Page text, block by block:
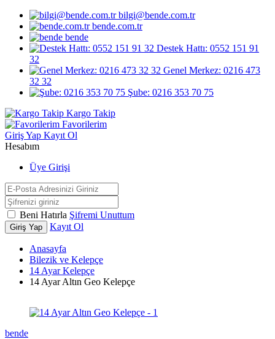
bilgi@bende.com.tr
bende.com.tr
bende
Destek Hattı: 0552 151 91
32
Genel Merkez: 0216 473
32 32
Şube: 0216 353 70 75
Kargo Takip
Favorilerim
Giriş Yap Kayıt Ol
Hesabım
Üye Girişi
Beni Hatırla Şifremi Unuttum
Giriş Yap Kayıt Ol
Anasayfa
Bilezik ve Kelepçe
14 Ayar Kelepçe
14 Ayar Altın Geo Kelepçe
bende